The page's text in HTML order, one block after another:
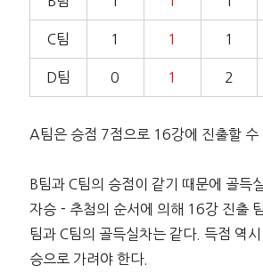
C팀 1 1 1
D팀 0 1 2
A팀은 승점 7점으로 16강에 진출할 수
B팀과 C팀의 승점이 같기 때문에 골득
자승－추첨의 순서에 의해 16강 진출
팀과 C팀의 골득실차는 같다. 득점 역
승으로 가려야 한다.